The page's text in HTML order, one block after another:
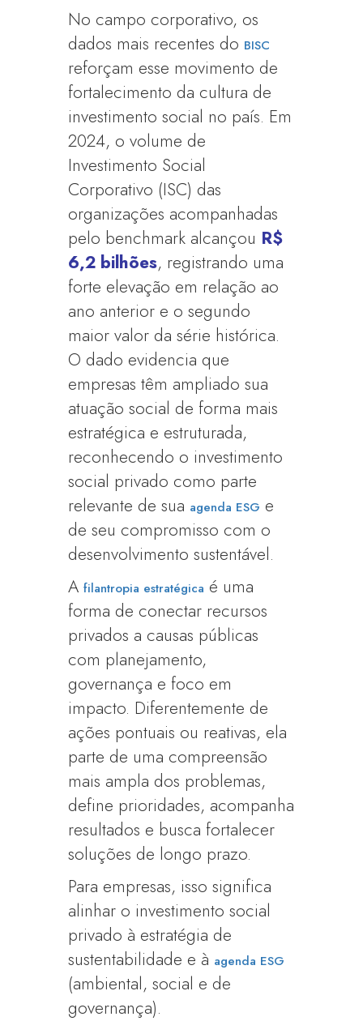
No campo corporativo, os
dados mais recentes do BISC
reforçam esse movimento de
fortalecimento da cultura de
investimento social no país. Em
2024, o volume de
Investimento Social
Corporativo (ISC) das
organizações acompanhadas
pelo benchmark alcançou R$
6,2 bilhões, registrando uma
forte elevação em relação ao
ano anterior e o segundo
maior valor da série histórica.
O dado evidencia que
empresas têm ampliado sua
atuação social de forma mais
estratégica e estruturada,
reconhecendo o investimento
social privado como parte
relevante de sua agenda ESG e
de seu compromisso com o
desenvolvimento sustentável.
Afilantropia estratégica é uma
forma de conectar recursos
privados a causas públicas
com planejamento,
governança e foco em
impacto. Diferentemente de
ações pontuais ou reativas, ela
parte de uma compreensão
mais ampla dos problemas,
define prioridades, acompanha
resultados e busca fortalecer
soluções de longo prazo.
Para empresas, isso significa
alinhar o investimento social
privado à estratégia de
sustentabilidade e à agenda ESG
(ambiental, social e de
governança).